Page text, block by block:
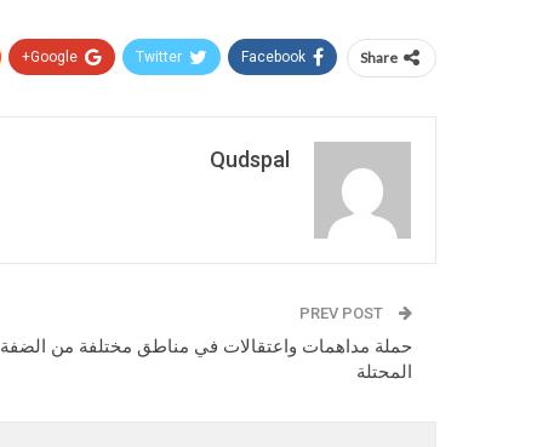
Share
Facebook
Twitter
Google+
Qudspal
حملة مداهمات واعتقالات في مناطق مختلفة من الضفة
المحتلة